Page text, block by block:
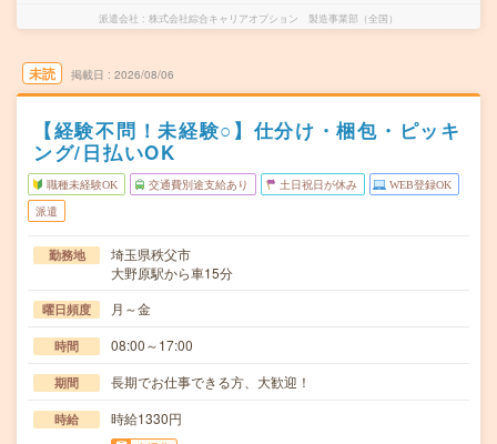
派遣会社 株式会社綜合キャリアオプション 製造事業部（全国）
未読 掲載日 2026/08/06
【経験不問！未経験○】仕分け・梱包・ピッキ
ング/日払いOK
職種未経験OK 交通費別途支給あり 土日祝日が休み WEB登録OK
派遣
勤務地
埼玉県秩父市
大野原駅から車15分
曜日頻度 月～金
時間 08:00～17:00
期間 長期でお仕事できる方、大歓迎！
時給 時給1330円